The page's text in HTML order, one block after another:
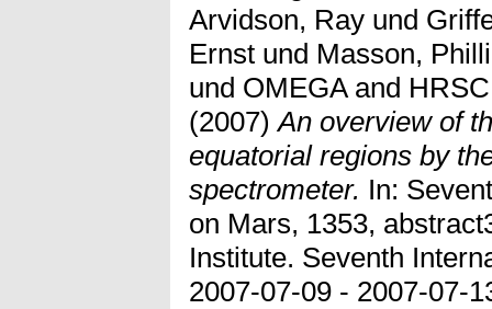
Arvidson, Ray und
Ernst und Masson,
und OMEGA and
(2007)An overview of
equatorial regions by
spectrometer. In:
on Mars, 1353,
Institute. Seventh
2007-07-09 - 2007-07-